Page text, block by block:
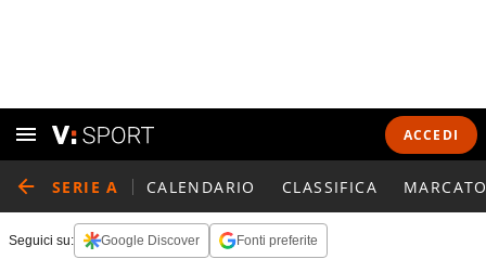
ACCEDI
SERIE A CALENDARIO CLASSIFICA
Seguici su: Google Discover Fonti preferite